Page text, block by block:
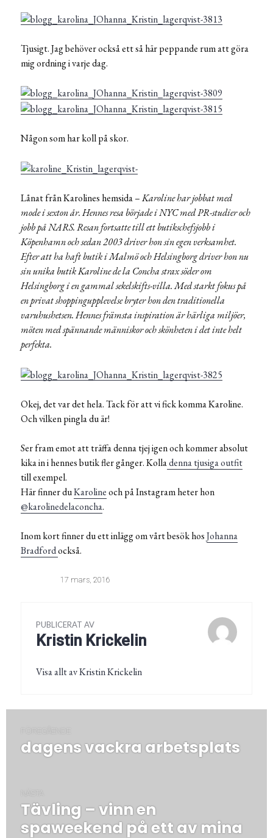
Tjusigt. Jag behöver också ett så här peppande rum att göra
mig ordning i varje dag.
Någon som har koll på skor.
Lånat från Karolines hemsida –Karoline har jobbat med
mode i sexton år. Hennes resa började i NYC med PR-studier och
jobb på NARS. Resan fortsatte till ett butikschefsjobb i
Köpenhamn och sedan 2003 driver hon sin egen verksamhet.
Efter att ha haft butik i Malmö och Helsingborg driver hon nu
sin unika butik Karoline de la Concha strax söder om
Helsingborg i en gammal sekelskifts-villa. Med starkt fokus på
en privat shoppingupplevelse bryter hon den traditionella
varuhushetsen. Hennes främsta inspiration är härliga miljöer,
möten med spännande människor och skönheten i det inte helt
perfekta.
Okej, det var det hela. Tack för att vi fick komma Karoline.
Och vilken pingla du är!
Ser fram emot att träffa denna tjej igen och kommer absolut
kika in i hennes butik fler gånger. Kolladenna tjusiga outfit
till exempel.
Här finner duKarolineoch på Instagram heter hon
@karolinedelaconcha.
Inom kort finner du ett inlägg om vårt besök hosJohanna
Bradfordockså.
17 mars, 2016
PUBLICERAT AV
Kristin Krickelin
Visa allt av Kristin Krickelin
FÖREGÅENDE
Föregående
dagens vackra arbetsplats
NÄSTA
Nästa
post:
Tävling – vinn en
spaweekend på ett av mina